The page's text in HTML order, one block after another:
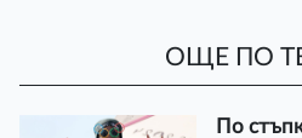
ОЩЕ ПО
По